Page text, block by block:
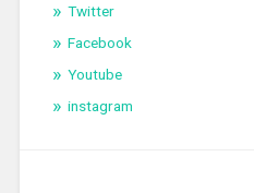
Twitter
Facebook
Youtube
instagram